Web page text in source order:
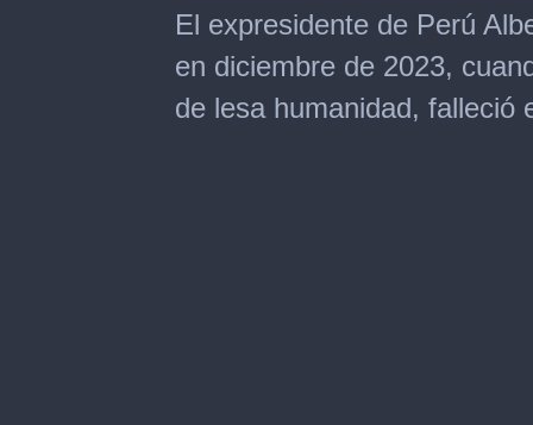
seconds
of
minutes,
seconds
El expresidente de Perú
en diciembre de 2023,
de lesa humanidad, falleció